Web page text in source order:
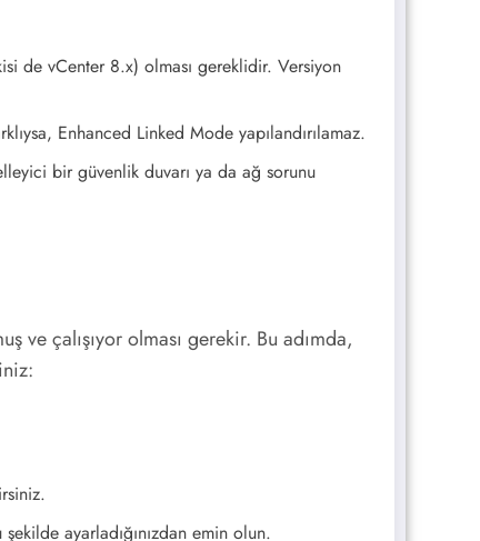
de vCenter 8.x) olması gereklidir. Versiyon
Enhanced Linked Mode yapılandırılamaz.
bir güvenlik duvarı ya da ağ sorunu
ve çalışıyor olması gerekir. Bu adımda,
ayarladığınızdan emin olun.